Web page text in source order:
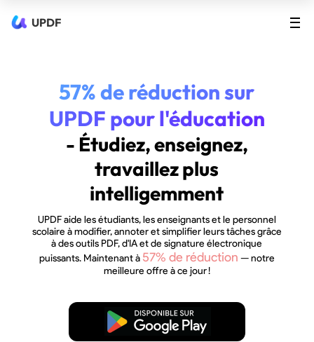
UPDF
57% de réduction sur
UPDF pour l'éducation
- Étudiez, enseignez,
travaillez plus
intelligemment
UPDF aide les étudiants, les enseignants et le personnel
scolaire à modifier, annoter et simplifier leurs tâches grâce
à des outils PDF, d'IA et de signature électronique
puissants. Maintenant à 57% de réduction — notre
meilleure offre à ce jour !
Télécharger